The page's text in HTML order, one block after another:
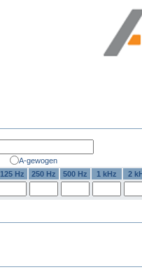
A-gewogen
125 Hz 250 Hz 500 Hz 1 kHz 2